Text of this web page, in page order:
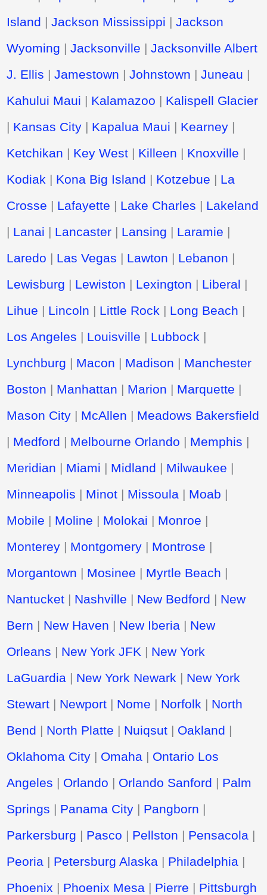
Island |Jackson Mississippi |Jackson
Wyoming |Jacksonville |Jacksonville Albert
J. Ellis |Jamestown |Johnstown |Juneau |
Kahului Maui | Kalamazoo | Kalispell Glacier
| Kansas City | Kapalua Maui | Kearney |
Ketchikan | Key West | Killeen | Knoxville |
Kodiak | Kona Big Island | Kotzebue | La
Crosse | Lafayette | Lake Charles | Lakeland
| Lanai | Lancaster | Lansing | Laramie |
Laredo | Las Vegas | Lawton | Lebanon |
Lewisburg | Lewiston | Lexington | Liberal |
Lihue | Lincoln | Little Rock | Long Beach |
Los Angeles | Louisville | Lubbock |
Lynchburg | Macon | Madison | Manchester
Boston | Manhattan | Marion | Marquette |
Mason City | McAllen | Meadows Bakersfield
| Medford | Melbourne Orlando | Memphis |
Meridian | Miami | Midland | Milwaukee |
Minneapolis | Minot | Missoula | Moab |
Mobile | Moline | Molokai | Monroe |
Monterey | Montgomery | Montrose |
Morgantown | Mosinee | Myrtle Beach |
Nantucket | Nashville | New Bedford | New
Bern | New Haven | New Iberia | New
Orleans | New York JFK | New York
LaGuardia | New York Newark | New York
Stewart | Newport | Nome | Norfolk | North
Bend | North Platte | Nuiqsut | Oakland |
Oklahoma City | Omaha | Ontario Los
Angeles | Orlando | Orlando Sanford | Palm
Springs | Panama City | Pangborn |
Parkersburg | Pasco | Pellston | Pensacola |
Peoria | Petersburg Alaska | Philadelphia |
Phoenix | Phoenix Mesa | Pierre | Pittsburgh